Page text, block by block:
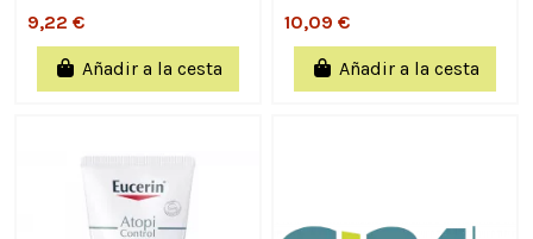
9,22 €
Añadir a la cesta
10,09 €
Añadir a la cesta